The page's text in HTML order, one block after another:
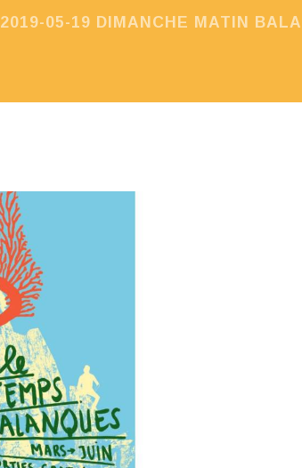
2019-05-19 DIMANCHE MATIN